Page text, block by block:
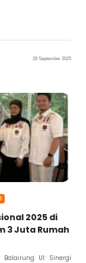
26 September 2025
2025 di
3 Juta Rumah
UI: Sinergi